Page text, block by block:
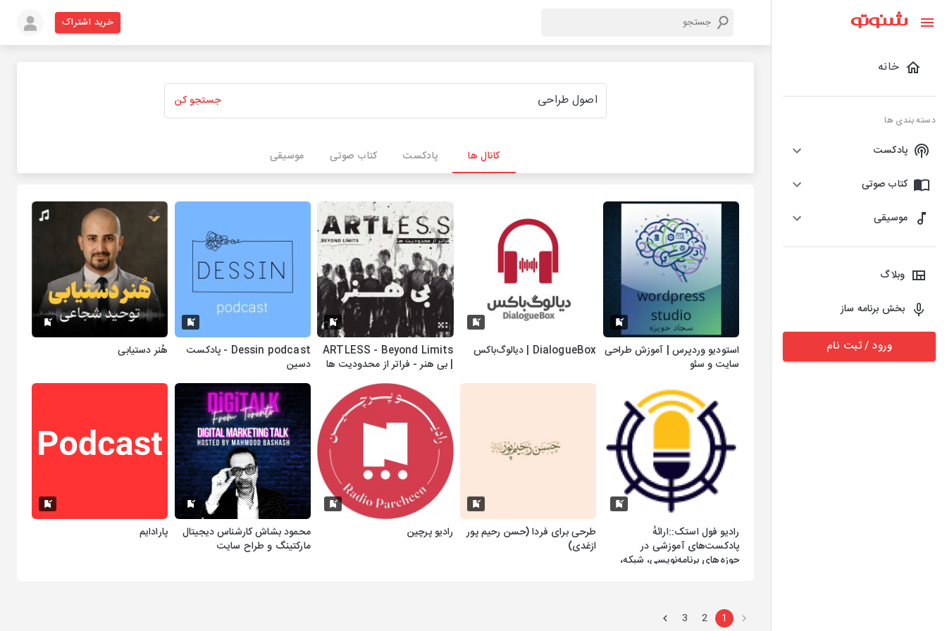
خانه
دسته بندی ها
پادکست
کتاب صوتی
موسیقی
وبلاگ
بخش برنامه ساز
ورود / ثبت نام
خرید اشتراک
جستجو کن
کانال ها پادکست کتاب صوتی موسیقی
استودیو وردپرس | آموزش طراحی
سایت و سئو
DialogueBox | دیالوگ‌باکس
ARTLESS - Beyond Limits
| بی هنر - فراتر از محدودیت ها
Dessin podcast - پادکست
دسین
هُنر دستیابی
رادیو فول استک::ارائهٔ
پادکست‌های آموزشی در
حوزه‌های برنامه‌نویسی، شبکه،
طرحی برای فردا (حسن رحیم پور
ازغدی)
رادیو پرچین
محمود بشاش کارشناس دیجیتال
مارکتینگ و طراح سایت
پارادایم
1
2
3